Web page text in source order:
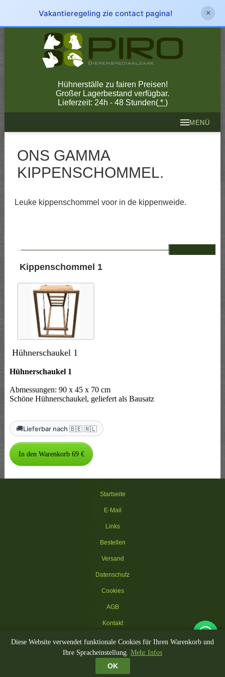
Vakantieregeling zie contact pagina! ×
Hühnerställe zu fairen Preisen!
Großer Lagerbestand verfügbar.
Lieferzeit: 24h - 48 Stunden(* )
MENÜ
ONS GAMMA
KIPPENSCHOMMEL.
Leuke kippenschommel voor in de kippenweide.
--
Kippenschommel 1
Hühnerschaukel 1
Hühnerschaukel 1
Abmessungen: 90 x 45 x 70 cm
Schöne Hühnerschaukel, geliefert als Bausatz
🚚Lieferbar nach 🇧🇪 🇳🇱
Startseite
E-Mail
Links
Bestellen
Versand
Datenschutz
Cookies
AGB
Kontakt
© 2002-2026 Kippenhokken.be
🚚 Gratis Lieferung Ställe BE/NL · Zubehör gratis ab €100
🔄 14 Tage Rückgabe
🏪 Showroom in Ooigem
Diese Website verwendet funktionale Cookies für Ihren Warenkorb und
Ihre Spracheinstellung. Mehr Infos
OK